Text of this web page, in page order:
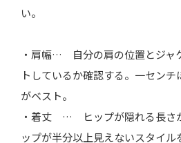
い。
・肩幅… 自分の肩の位置とジャ
トしているか確認する。一セン
がベスト。
・着丈 … ヒップが隠れる長さ
ップが半分以上見えないスタイル